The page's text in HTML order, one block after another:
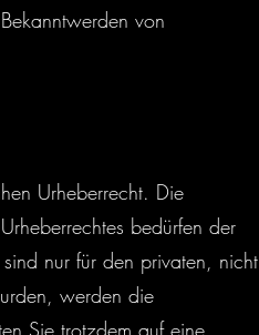
von
Urheberrecht. Die
bedürfen der
nur für den privaten, nicht
werden die
Sie trotzdem auf eine